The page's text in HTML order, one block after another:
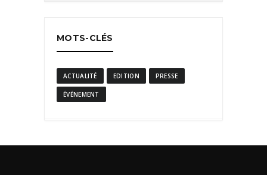
MOTS-CLÉS
ACTUALITÉ EDITION PRESSE
ÉVÉNEMENT